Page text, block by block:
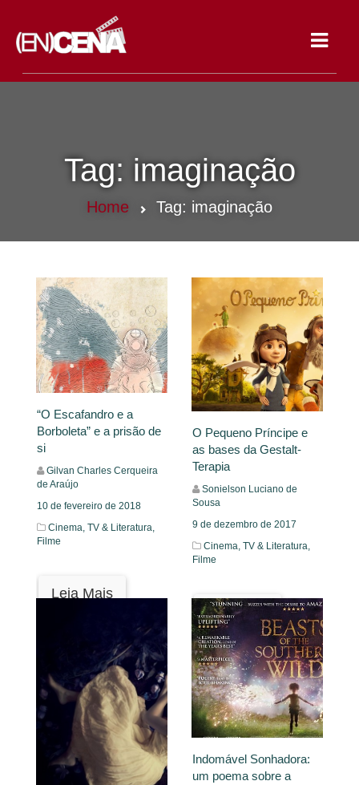
Tag: imaginação
Home Tag: imaginação
“O Escafandro e a
Borboleta” e a prisão de
si
Gilvan Charles Cerqueira
de Araújo
10 de fevereiro de 2018
Cinema, TV & Literatura,
Filme
Leia Mais
O Pequeno Príncipe e
as bases da Gestalt-
Terapia
Sonielson Luciano de
Sousa
9 de dezembro de 2017
Cinema, TV & Literatura,
Filme
Leia Mais
Indomável Sonhadora:
um poema sobre a